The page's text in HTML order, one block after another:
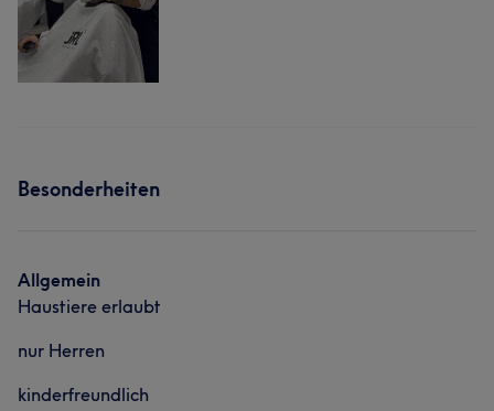
Besonderheiten
Allgemein
Haustiere erlaubt
nur Herren
kinderfreundlich